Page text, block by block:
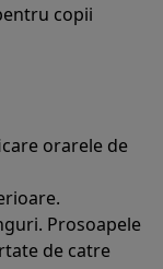
copii
orarele de
Prosoapele
de catre